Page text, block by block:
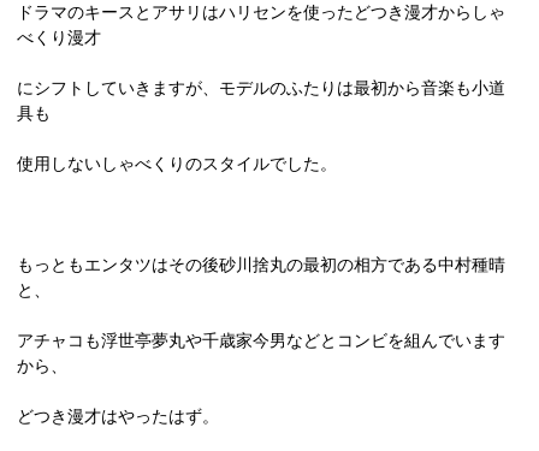
ドラマのキースとアサリはハリセンを使ったどつき漫才からしゃ
べくり漫才
にシフトしていきますが、モデルのふたりは最初から音楽も小道
具も
使用しないしゃべくりのスタイルでした。
もっともエンタツはその後砂川捨丸の最初の相方である中村種晴
と、
アチャコも浮世亭夢丸や千歳家今男などとコンビを組んでいます
から、
どつき漫才はやったはず。